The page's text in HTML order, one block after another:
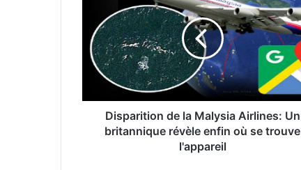
Disparition de la Malysia Airlines: Un
britannique révèle enfin où se trouve
l'appareil